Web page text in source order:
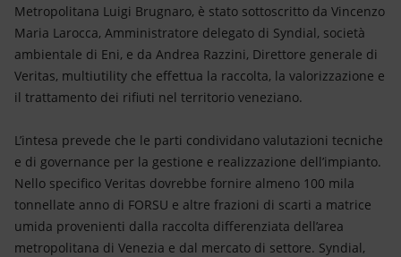
Metropolitana Luigi Brugnaro, è stato sottoscritto da Vincenzo
Maria Larocca, Amministratore delegato di Syndial, società
ambientale di Eni, e da Andrea Razzini, Direttore generale di
Veritas, multiutility che effettua la raccolta, la valorizzazione e
il trattamento dei rifiuti nel territorio veneziano.
L’intesa prevede che le parti condividano valutazioni tecniche
e di governance per la gestione e realizzazione dell’impianto.
Nello specifico Veritas dovrebbe fornire almeno 100 mila
tonnellate anno di FORSU e altre frazioni di scarti a matrice
umida provenienti dalla raccolta differenziata dell’area
metropolitana di Venezia e dal mercato di settore. Syndial,